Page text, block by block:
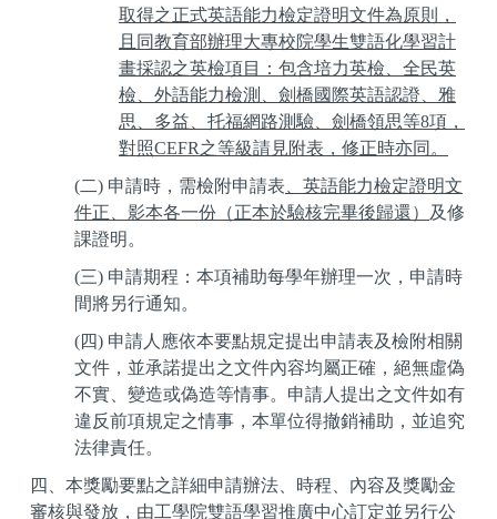
取得之正式英語能力檢定證明文件為原則，
且同教育部辦理大專校院學生雙語化學習計
畫採認之英檢項目：包含培力英檢、全民英
檢、外語能力檢測、劍橋國際英語認證、雅
思、多益、托福網路測驗、劍橋領思等8項，
對照CEFR之等級請見附表，修正時亦同。
(二) 申請時，需檢附申請表 、英語能力檢定證明文
件正、影本各一份（正本於驗核完畢後歸還）
及修
課證明。
(三) 申請期程：本項補助每學年辦理一次，申請時
間將另行通知。
(四) 申請人應依本要點規定提出申請表及檢附相關
文件，並承諾提出之文件內容均屬正確，絕無虛偽
不實、變造或偽造等情事。申請人提出之文件如有
違反前項規定之情事，本單位得撤銷補助，並追究
法律責任。
四、本獎勵要點之詳細申請辦法、時程、內容及獎勵金
審核與發放，由工學院雙語學習推廣中心訂定並另行公